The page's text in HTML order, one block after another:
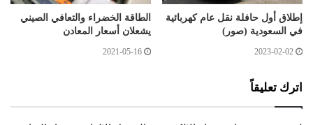
إطلاق أول حافلة نقل عام كهربائية
في السعودية (صور)
2023-02-02
الطاقة الخضراء والتعافي الصيني
يشعلان أسعار المعادن
2021-05-16
اترك تعليقاً